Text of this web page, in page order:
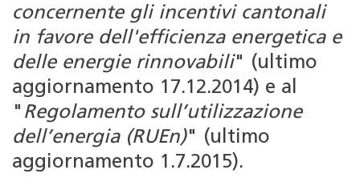
concernente gli incentivi cantonali
in favore dell'efficienza energetica e
delle energie rinnovabili" (ultimo
aggiornamento 17.12.2014) e al
" Regolamento sull’utilizzazione
dell’energia (RUEn)" (ultimo
aggiornamento 1.7.2015).